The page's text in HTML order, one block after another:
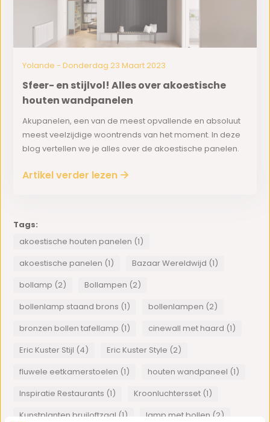
Yolande - Donderdag 23 Maart 2023
Sfeer- en stijlvol! Alles over akoestische
houten wandpanelen
Akupanelen, een van de meest opvallende en absoluut
meest veelzijdige woontrends van het moment. In deze
blog vertellen we je alles over de akoestische panelen.
Artikel verder lezen
Tags:
akoestische houten panelen (1)
akoestische panelen (1)
Bazaar Wereldwijd (1)
bollamp (2)
Bollampen (2)
bollenlamp staand brons (1)
bollenlampen (2)
bronzen bollen tafellamp (1)
cinewall met haard (1)
Eric Kuster Stijl (4)
Eric Kuster Style (2)
fluwele eetkamerstoelen (1)
houten wandpaneel (1)
Inspiratie Restaurants (1)
Kroonluchtersset (1)
Kunstplanten bruiloftzaal (1)
lamp met bollen (2)